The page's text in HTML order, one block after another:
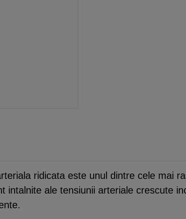
ridicata este unul dintre cele mai
intalnite ale tensiunii arteriale crescute